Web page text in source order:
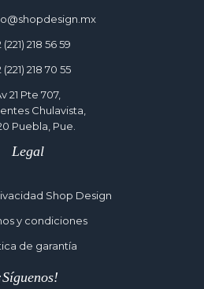
(221) 218 56 59
(221) 218 70 55
21 Pte 707,
Chulavista,
Puebla, Pue.
Legal
Shop Design
y condiciones
de garantía